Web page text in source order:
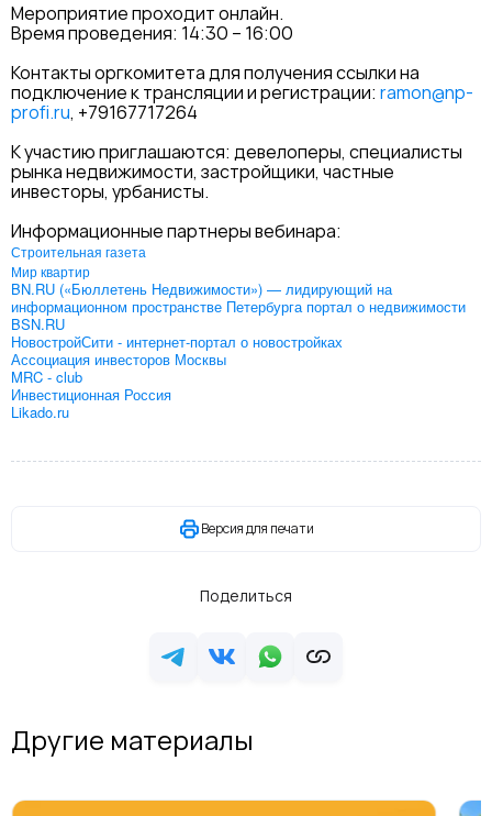
Мероприятие проходит онлайн.
Время проведения: 14:30 – 16:00
Контакты оргкомитета для получения ссылки на
подключение к трансляции и регистрации: ramon@np-
profi.ru, +79167717264
К участию приглашаются: девелоперы, специалисты
рынка недвижимости, застройщики, частные
инвесторы, урбанисты.
Информационные партнеры вебинара:
Строительная газета
Мир квартир
BN.RU («Бюллетень Недвижимости») — лидирующий на
информационном пространстве Петербурга портал о недвижимости
BSN.RU
НовостройСити - интернет-портал о новостройках
Ассоциация инвесторов Москвы
MRC - club
Инвестиционная Россия
Likado.ru
Версия для печати
Поделиться
Другие материалы